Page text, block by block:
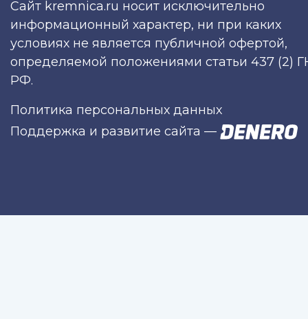
Сайт kremnica.ru носит исключительно
информационный характер, ни при каких
условиях не является публичной офертой,
определяемой положениями статьи 437 (2)
РФ.
Политика персональных данных
Поддержка и развитие сайта —